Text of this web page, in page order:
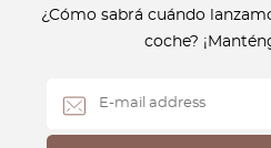
¿Cómo sabrá cuándo
coche?